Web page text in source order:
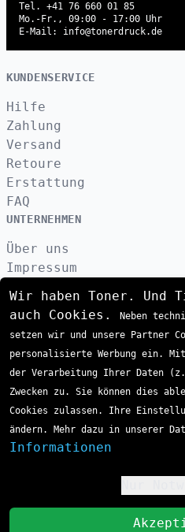
Tel. +41 76 660 01 85
Mo.-Fr., 09:00 - 17:00 Uhr
E-Mail: info@tonerdruck.de
KUNDENSERVICE
Hilfe
Zahlung
Versand
Retoure
Erstattung
FAQ
UNTERNEHMEN
Über uns
Impressum
VERSAND
ZAHLUNGSARTEN
Wir haben Toner. Und
auch Cookies.
Neben
setzen wir und unsere Partner
personalisierte Werbung ein.
der Verarbeitung Ihrer Daten
Zwecken zu. Sie können dies
Cookies zulassen. Ihre
ändern. Mehr dazu in unserer
Informationen